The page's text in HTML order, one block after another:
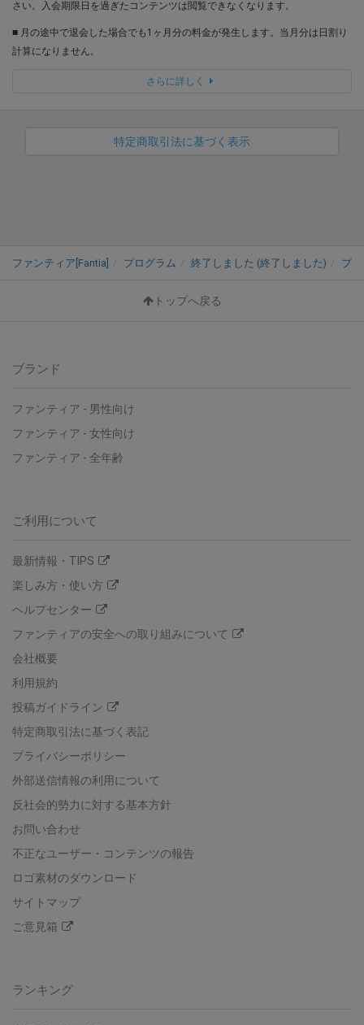
さい。入会期限日を過ぎたコンテンツは閲覧できなくなります。
■ 月の途中で退会した場合でも1ヶ月分の料金が発生します。当月分は日割り
計算になりません。
さらに詳しく
特定商取引法に基づく表示
ファンティア[Fantia] プログラム 終了しました (終了しました) プ
トップへ戻る
ブランド
ファンティア - 男性向け
ファンティア - 女性向け
ファンティア - 全年齢
ご利用について
最新情報・TIPS
楽しみ方・使い方
ヘルプセンター
ファンティアの安全への取り組みについて
会社概要
利用規約
投稿ガイドライン
特定商取引法に基づく表記
プライバシーポリシー
外部送信情報の利用について
反社会的勢力に対する基本方針
お問い合わせ
不正なユーザー・コンテンツの報告
ロゴ素材のダウンロード
サイトマップ
ご意見箱
ランキング